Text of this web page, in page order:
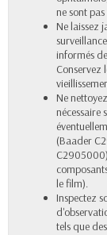
ne sont
Ne laissez
informés
Conservez
Ne
nécessaire
(Baader
C2905000)
le film).
Inspectez
tels que